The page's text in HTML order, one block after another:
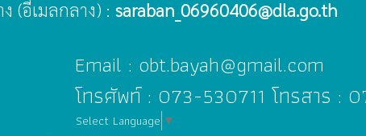
(อีเมลกลาง) : saraban_06960406@dla.go.th
Email : obt.bayah@gmail.com
โทรศัพท์ : 073-530711 โทรสาร :
Select Language ▼